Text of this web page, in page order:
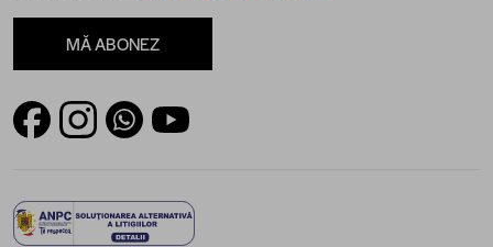
MĂ ABONEZ